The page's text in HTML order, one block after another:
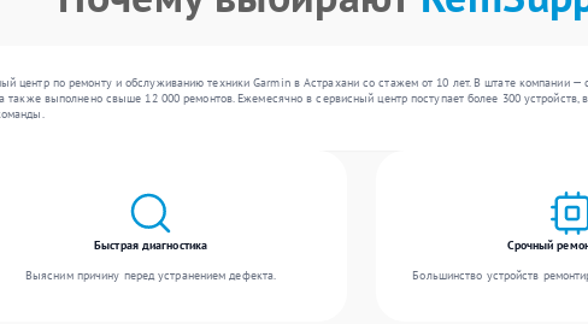
центр по ремонту и обслуживанию техники Garmin в Астрахани со стажем от 10 лет. В штате компании
также выполнено свыше 12 000 ремонтов. Ежемесячно в сервисный центр поступает более 300
Быстрая диагностика
Выясним причину перед устранением дефекта.
Срочный
Большинство устройств